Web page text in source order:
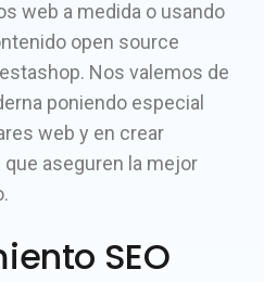
web a medida o usando
open source
Nos valemos de
poniendo especial
web y en crear
aseguren la mejor
SEO